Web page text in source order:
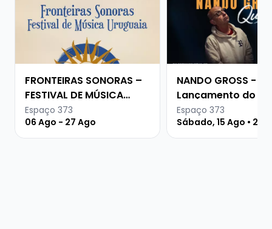
FRONTEIRAS SONORAS –
FESTIVAL DE MÚSICA
URUGUAIA
Espaço 373
06 Ago - 27 Ago
NANDO GROSS -
Lançamento do
QUALÉ
Espaço 373
Sábado, 15 Ago • 21